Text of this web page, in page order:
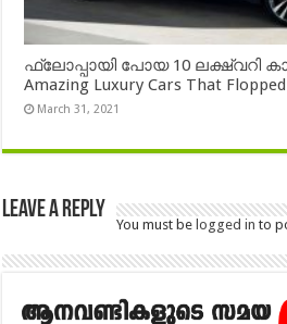
ഫ്ലോപ്പായി പോയ 10 ലക്ഷ്വറി
Amazing Luxury Cars That
March 31, 2021
Leave a Reply
You must be logged in to